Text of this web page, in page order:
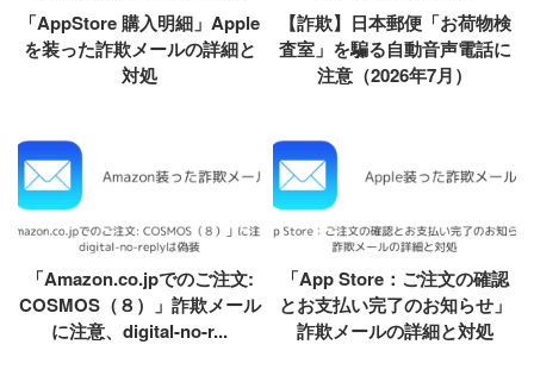
「AppStore 購入明細」Apple
を装った詐欺メールの詳細と
対処
【詐欺】日本郵便「お荷物検
査室」を騙る自動音声電話に
注意（2026年7月）
「Amazon.co.jpでのご注文:
COSMOS（８）」詐欺メール
に注意、digital-no-r...
「App Store：ご注文の確認
とお支払い完了のお知らせ」
詐欺メールの詳細と対処